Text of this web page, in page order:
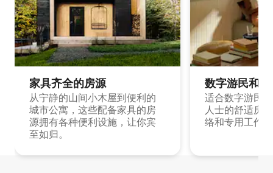
家具齐全的房源
从宁静的山间小木屋到便利的
城市公寓，这些配备家具的房
源拥有各种便利设施，让你宾
至如归。
数字游民和
适合数字游民
人士的舒适房
络和专用工作